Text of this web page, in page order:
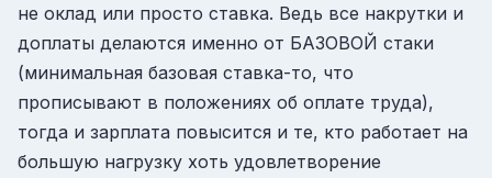
не оклад или просто ставка. Ведь все накрутки и
доплаты делаются именно от БАЗОВОЙ стаки
(минимальная базовая ставка-то, что
прописывают в положениях об оплате труда),
тогда и зарплата повысится и те, кто работает на
большую нагрузку хоть удовлетворение